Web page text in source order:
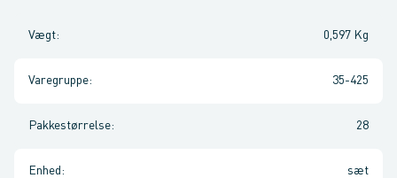
Vægt: 0,597 Kg
Varegruppe: 35-425
Pakkestørrelse: 28
Enhed : sæt